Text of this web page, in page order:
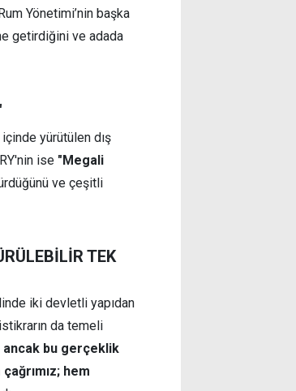
Yönetimi’nin başka
getirdiğini ve adada
yürütülen dış
ise "Megali
ve çeşitli
TEK
iki devletli yapıdan
da temeli
ancak bu gerçeklik
hem